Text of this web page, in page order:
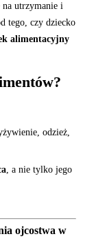
utrzymanie i
tego, czy dziecko
alimentacyjny
odzież,
, a nie tylko jego
ojcostwa w